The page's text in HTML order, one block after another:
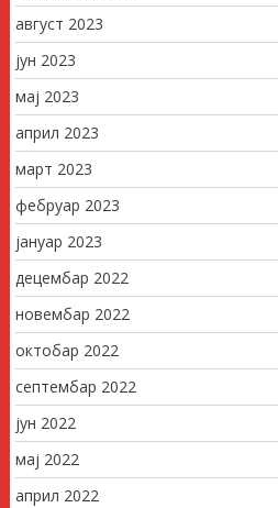
август 2023
јун 2023
мај 2023
април 2023
март 2023
фебруар 2023
јануар 2023
децембар 2022
новембар 2022
октобар 2022
септембар 2022
јун 2022
мај 2022
април 2022